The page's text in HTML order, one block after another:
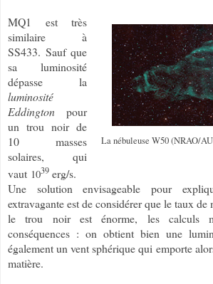
La nébuleuse W50 (NRAO/
MQ1 est très
similaire à
SS433. Sauf que
sa luminosité
dépasse la
luminosité
Eddingtonpour
un trou noir de
10 masses
solaires, qui
vaut 1039 erg/s.
Une solution envisageable pour
extravagante est de considérer que le taux
le trou noir est énorme, les calculs
conséquences : on obtient bien une
également un vent sphérique qui emporte
matière.